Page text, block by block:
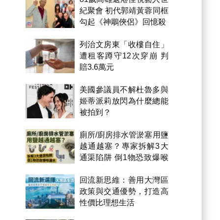
紀聚會 初代郭靖黃蓉同框
勾起《神鵰俠侶》回憶殺
列治文房東「收樓自住」
遭租客蹲守12次穿崩 判
賠3.6萬元
美國參議員不解杜魯多與
姬蒂派莉放閃為什麼總能
被拍到？
廁所/廚房排水管淤塞用鹽
越通越塞？專家拆解3大
通渠陷阱 倒1物恐致爆喉
回流新思維：善用大灣區
政策與交通優勢，打造高
性價比理想生活